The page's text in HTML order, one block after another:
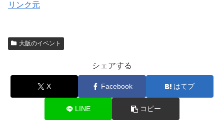
リンク元
大阪のイベント
シェアする
X Facebook はてブ
LINE コピー